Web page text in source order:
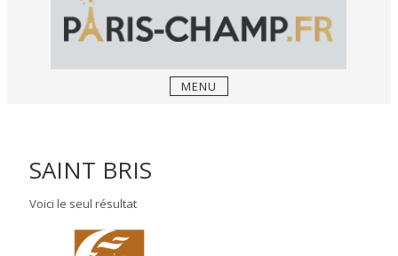
MENU
SAINT BRIS
Voici le seul résultat